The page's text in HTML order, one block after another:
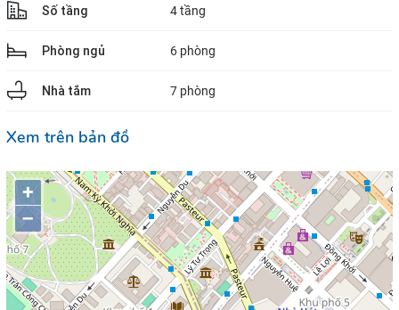
Số tầng
4 tầng
Phòng ngủ 6 phòng
Nhà tắm 7 phòng
Xem trên bản đồ
+
–